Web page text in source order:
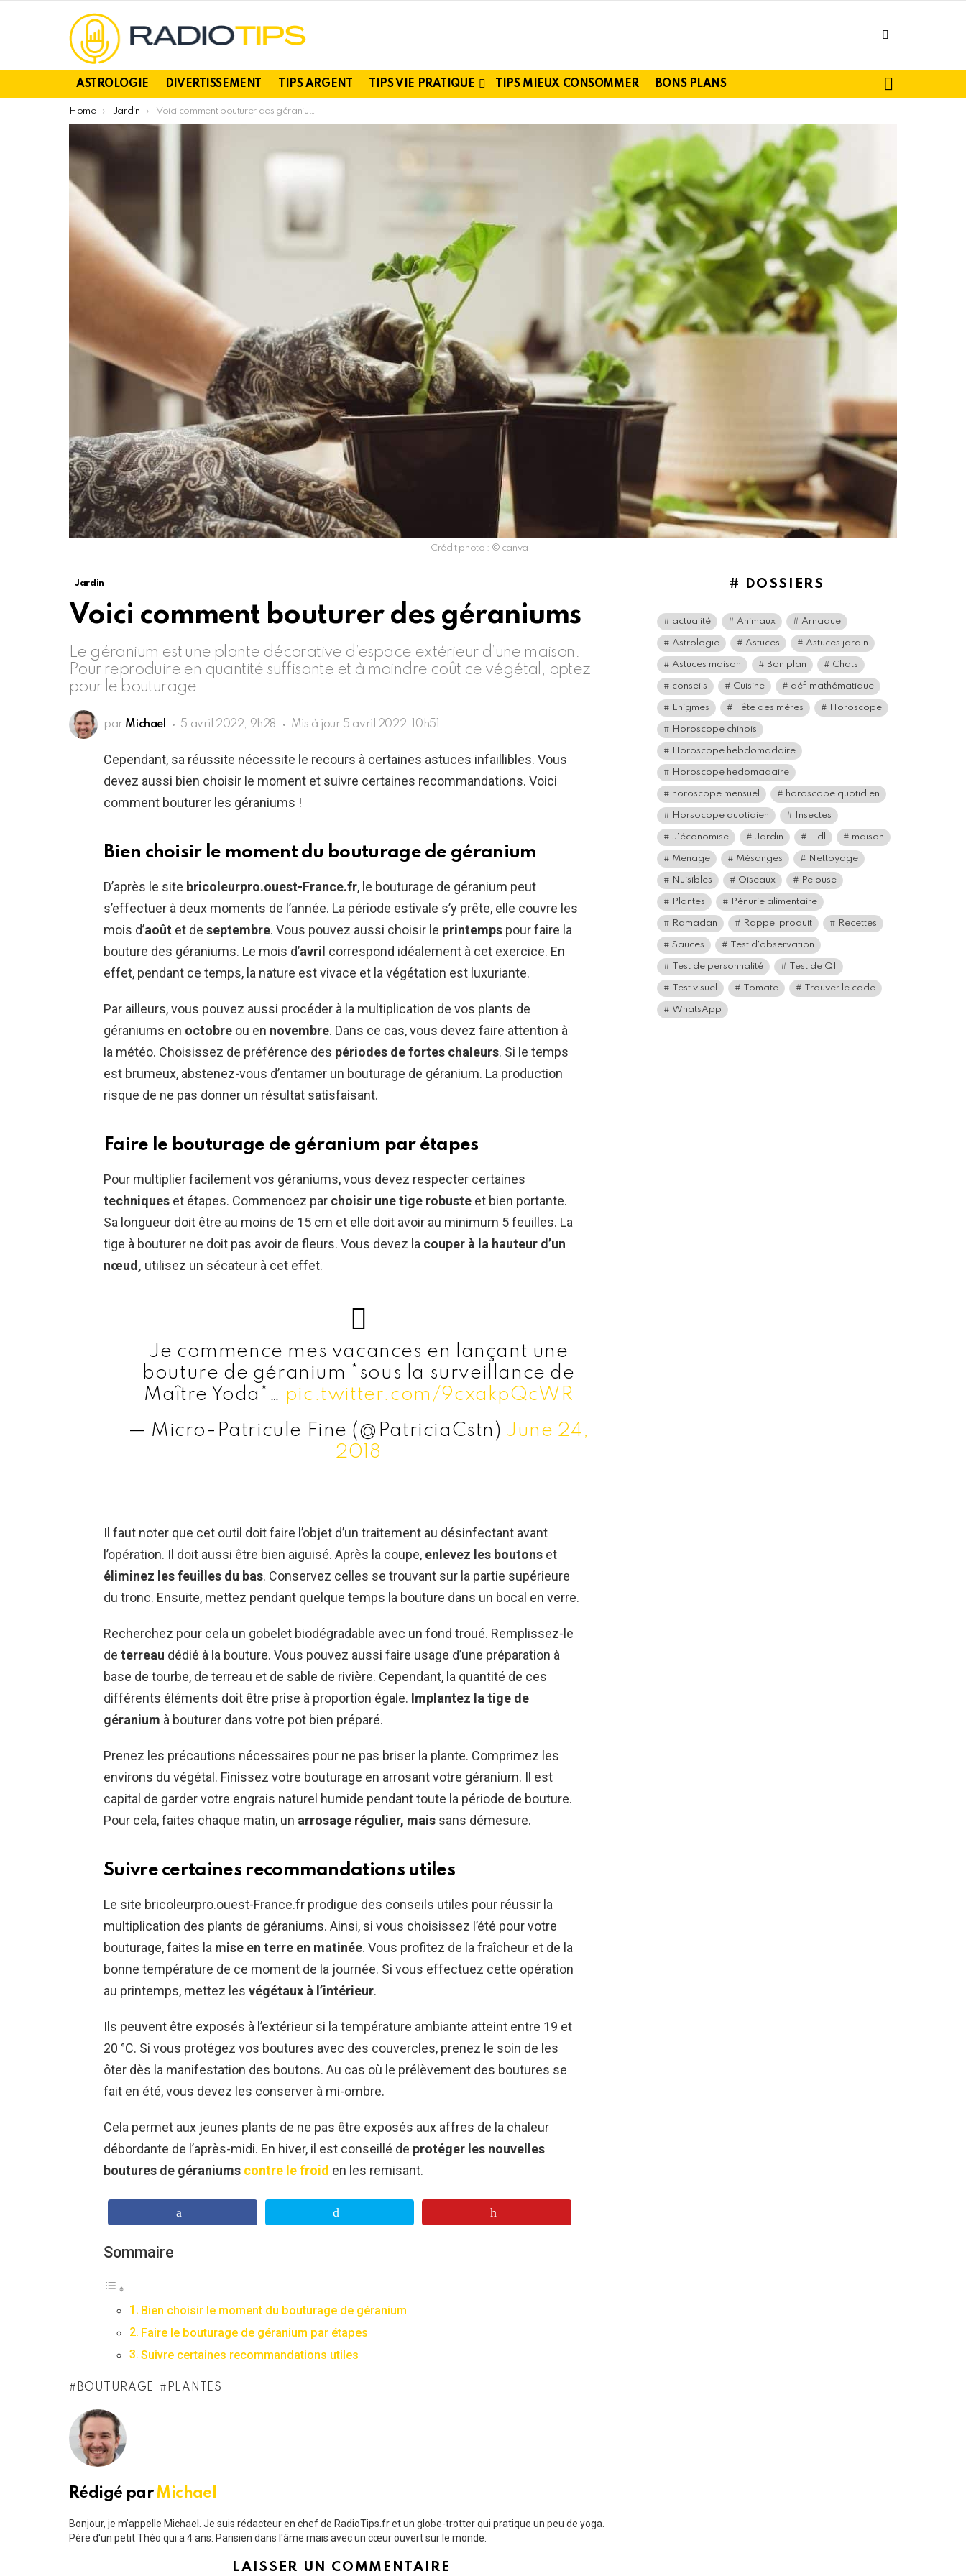
ASTROLOGIE DIVERTISSEMENT TIPS ARGENT TIPS VIE PRATIQUE TIPS MIEUX CONSOMMER BONS PLANS
You are here:
Home Jardin Voici comment bouturer des géraniums
Crédit photo : © canva
Jardin
Voici comment bouturer des géraniums
Le géranium est une plante décorative d’espace extérieur d’une maison.
Pour reproduire en quantité suffisante et à moindre coût ce végétal, optez
pour le bouturage.
par Michael 5 avril 2022, 9h28 Mis à jour 5 avril 2022, 10h51
Cependant, sa réussite nécessite le recours à certaines astuces infaillibles. Vous
devez aussi bien choisir le moment et suivre certaines recommandations. Voici
comment bouturer les géraniums !
Bien choisir le moment du bouturage de géranium
D’après le site bricoleurpro.ouest-France.fr, le bouturage de géranium peut
s’effectuer à deux moments de l’année. La période estivale s’y prête, elle couvre les
mois d’août et de septembre. Vous pouvez aussi choisir le printemps pour faire la
bouture des géraniums. Le mois d’avril correspond idéalement à cet exercice. En
effet, pendant ce temps, la nature est vivace et la végétation est luxuriante.
Par ailleurs, vous pouvez aussi procéder à la multiplication de vos plants de
géraniums en octobre ou en novembre. Dans ce cas, vous devez faire attention à
la météo. Choisissez de préférence des périodes de fortes chaleurs. Si le temps
est brumeux, abstenez-vous d’entamer un bouturage de géranium. La production
risque de ne pas donner un résultat satisfaisant.
Faire le bouturage de géranium par étapes
Pour multiplier facilement vos géraniums, vous devez respecter certaines
techniques et étapes. Commencez par choisir une tige robuste et bien portante.
Sa longueur doit être au moins de 15 cm et elle doit avoir au minimum 5 feuilles. La
tige à bouturer ne doit pas avoir de fleurs. Vous devez la couper à la hauteur d’un
nœud, utilisez un sécateur à cet effet.
Je commence mes vacances en lançant une
bouture de géranium *sous la surveillance de
Maître Yoda*… pic.twitter.com/9cxakpQcWR
— Micro-Patricule Fine (@PatriciaCstn) June 24,
2018
Il faut noter que cet outil doit faire l’objet d’un traitement au désinfectant avant
l’opération. Il doit aussi être bien aiguisé. Après la coupe, enlevez les boutons et
éliminez les feuilles du bas. Conservez celles se trouvant sur la partie supérieure
du tronc. Ensuite, mettez pendant quelque temps la bouture dans un bocal en verre.
Recherchez pour cela un gobelet biodégradable avec un fond troué. Remplissez-le
de terreau dédié à la bouture. Vous pouvez aussi faire usage d’une préparation à
base de tourbe, de terreau et de sable de rivière. Cependant, la quantité de ces
différents éléments doit être prise à proportion égale. Implantez la tige de
géranium à bouturer dans votre pot bien préparé.
Prenez les précautions nécessaires pour ne pas briser la plante. Comprimez les
environs du végétal. Finissez votre bouturage en arrosant votre géranium. Il est
capital de garder votre engrais naturel humide pendant toute la période de bouture.
Pour cela, faites chaque matin, un arrosage régulier, mais sans démesure.
Suivre certaines recommandations utiles
Le site bricoleurpro.ouest-France.fr prodigue des conseils utiles pour réussir la
multiplication des plants de géraniums. Ainsi, si vous choisissez l’été pour votre
bouturage, faites la mise en terre en matinée. Vous profitez de la fraîcheur et de la
bonne température de ce moment de la journée. Si vous effectuez cette opération
au printemps, mettez les végétaux à l’intérieur.
Ils peuvent être exposés à l’extérieur si la température ambiante atteint entre 19 et
20 °C. Si vous protégez vos boutures avec des couvercles, prenez le soin de les
ôter dès la manifestation des boutons. Au cas où le prélèvement des boutures se
fait en été, vous devez les conserver à mi-ombre.
Cela permet aux jeunes plants de ne pas être exposés aux affres de la chaleur
débordante de l’après-midi. En hiver, il est conseillé de protéger les nouvelles
boutures de géraniums contre le froid en les remisant.
Sommaire
Bien choisir le moment du bouturage de géranium
Faire le bouturage de géranium par étapes
Suivre certaines recommandations utiles
BOUTURAGE PLANTES
Rédigé parMichael
Bonjour, je m'appelle Michael. Je suis rédacteur en chef de RadioTips.fr et un globe-trotter qui pratique un peu de yoga.
Père d'un petit Théo qui a 4 ans. Parisien dans l'âme mais avec un cœur ouvert sur le monde.
LAISSER UN COMMENTAIRE
# DOSSIERS
actualité Animaux Arnaque
Astrologie Astuces Astuces jardin
Astuces maison Bon plan Chats
conseils Cuisine défi mathématique
Enigmes Fête des mères Horoscope
Horoscope chinois
Horoscope hebdomadaire
Horoscope hedomadaire
horoscope mensuel horoscope quotidien
Horsocope quotidien Insectes
J'économise Jardin Lidl maison
Ménage Mésanges Nettoyage
Nuisibles Oiseaux Pelouse
Plantes Pénurie alimentaire
Ramadan Rappel produit Recettes
Sauces Test d'observation
Test de personnalité Test de QI
Test visuel Tomate Trouver le code
WhatsApp